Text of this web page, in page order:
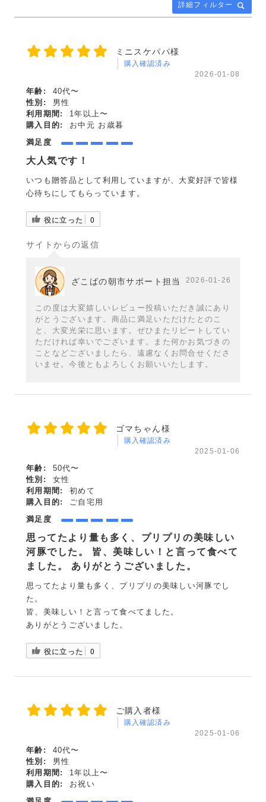
詳細フィルター
ミニスケパパ様
購入確認済み
2026-01-08
年齢:
40代〜
性別:
男性
利用期間:
1年以上〜
購入目的:
お中元 お歳暮
満足度
大人気です！
いつも贈答品として利用していますが、大変好評で皆様
心待ちにしてもらっています。
役に立った 0
サイトからの返信
ざこばの朝市サポート担当 2026-01-26
この度は大変嬉しいレビュー投稿いただき誠にあり
がとうございます。商品に満足いただけたとのこ
と、大変光栄に思います。ぜひまたリピートしてい
ただければ幸いでございます。また何かお気づきの
ことなどございましたら、遠慮なくお問合せくださ
いませ。今後ともよろしくお願いいたします。
ゴマちゃん様
購入確認済み
2025-01-06
年齢:
50代〜
性別:
女性
利用期間:
初めて
購入目的:
ご自宅用
満足度
思ってたより量も多く、プリプリの美味しい
河豚でした。 皆、美味しい！と言って食べて
ました。 ありがとうございました。
思ってたより量も多く、プリプリの美味しい河豚でし
た。
皆、美味しい！と言って食べてました。
ありがとうございました。
役に立った 0
ご購入者様
購入確認済み
2025-01-06
年齢:
40代〜
性別:
男性
利用期間:
1年以上〜
購入目的:
お祝い